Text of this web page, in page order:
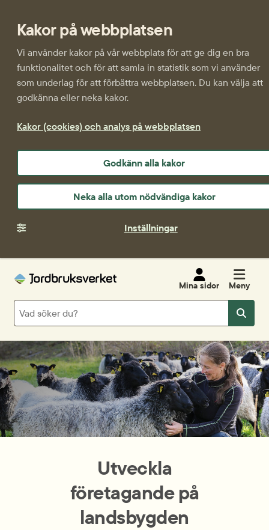
Kakor på webbplatsen
Vi använder kakor på vår webbplats för att ge dig en bra
funktionalitet och för att samla in statistik som vi använder
som underlag för att förbättra webbplatsen. Du kan välja att
godkänna eller neka kakor.
Kakor (cookies) och analys på webbplatsen
Godkänn alla kakor
Neka alla utom nödvändiga kakor
Inställningar
Mina sidor Meny
Sök
Sök
Utveckla
företagande på
landsbygden